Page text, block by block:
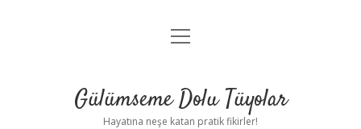
Anasayfa
Yasal Uyarı
menüyü
Gülümseme Dolu Tüyolar
Hayatına neşe katan pratik fikirler!